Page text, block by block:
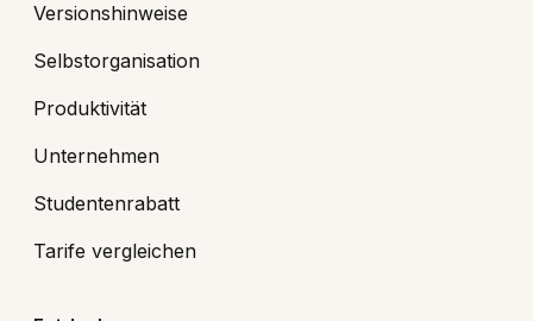
Versionshinweise
Selbstorganisation
Produktivität
Unternehmen
Studentenrabatt
Tarife vergleichen